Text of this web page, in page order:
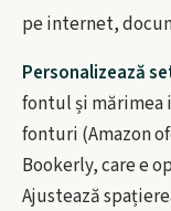
pe internet,
Personalizează
fontul și
fonturi (Amazon
Bookerly, care e
Ajustează